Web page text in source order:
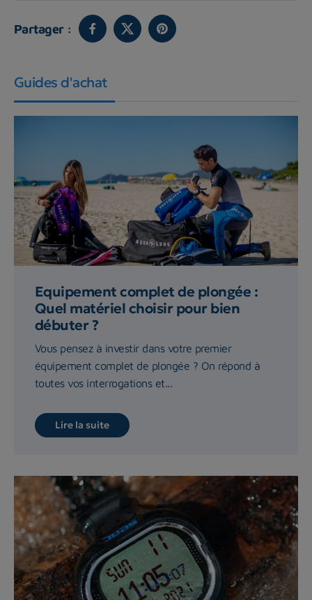
Partager :
Guides d'achat
Equipement complet de plongée :
Quel matériel choisir pour bien
débuter ?
Vous pensez à investir dans votre premier
équipement complet de plongée ? On répond à
toutes vos interrogations et...
Lire la suite